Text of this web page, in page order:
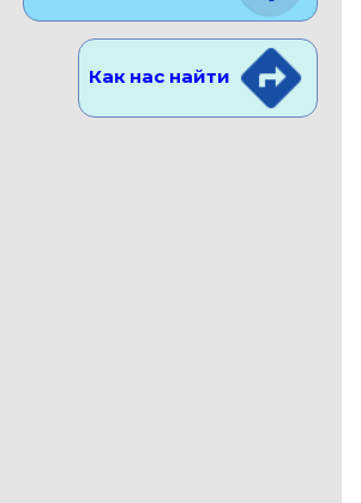
Как нас найти